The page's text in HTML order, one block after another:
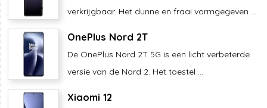
verkrijgbaar. Het dunne en fraai vormgegeven ...
OnePlus Nord 2T
De OnePlus Nord 2T 5G is een licht verbeterde
versie van de Nord 2. Het toestel ...
Xiaomi 12